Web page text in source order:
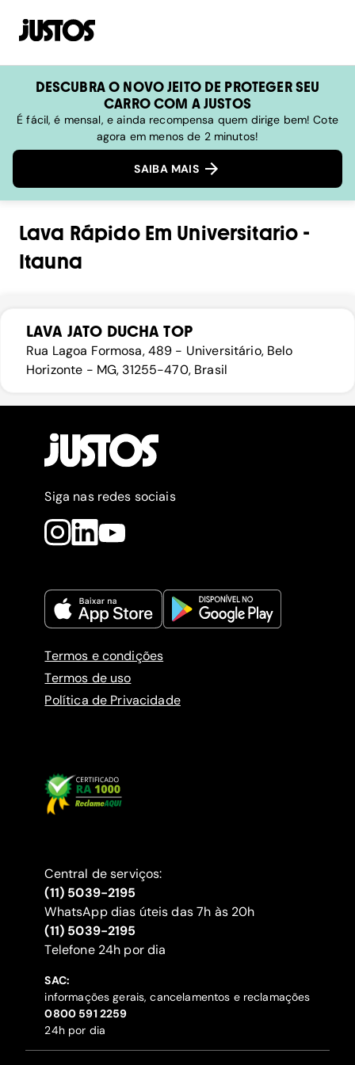
DESCUBRA O NOVO JEITO DE PROTEGER SEU
CARRO COM A JUSTOS
É fácil, é mensal, e ainda recompensa quem dirige bem! Cote
agora em menos de 2 minutos!
SAIBA MAIS
Lava RápidoEm Universitario -
Itauna
LAVA JATO DUCHA TOP
Rua Lagoa Formosa, 489 - Universitário, Belo
Horizonte - MG, 31255-470, Brasil
Siga nas redes sociais
Termos e condições
Termos de uso
Política de Privacidade
Central de serviços:
(11) 5039-2195
WhatsApp dias úteis das 7h às 20h
(11) 5039-2195
‍Telefone 24h por dia
SAC:
informações gerais, cancelamentos e reclamações
‍0800 591 2259
24h por dia